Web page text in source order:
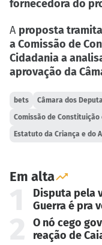
fornecedora do
A proposta
a Comissão de
Cidadania a
aprovação da
bets Câmara dos
Comissão de Constituição
Estatuto da Criança e do
Em alta
Disputa pela
Guerra é pra
O nó cego
reação de